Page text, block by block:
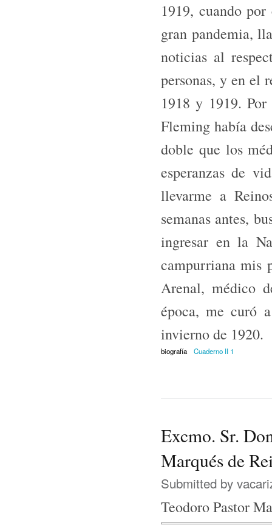
1919, cuando
gran pande­mia,
noticias al
personas, y en el
1918 y 1919.
Fleming había
doble que los
espe­ranzas de
llevarme a
semanas antes,
ingresar en la
campurriana mis
Arenal, médico
época, me curó
invierno de 1920.
biografía Cuaderno II 1
Excmo. Sr.
Marqués de
Submitted by
Teodoro Pastor